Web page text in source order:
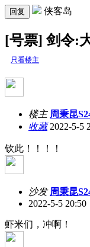
回复 侠客岛
[号票] 剑令:
只看楼主
楼主 周秉昆
收藏2022-5-5
钦此！！！！
沙发 周秉昆
2022-5-5 20:50
虾米们，冲啊！